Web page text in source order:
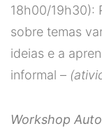
18h00/19h30):
sobre temas
ideias e a
informal –
Workshop